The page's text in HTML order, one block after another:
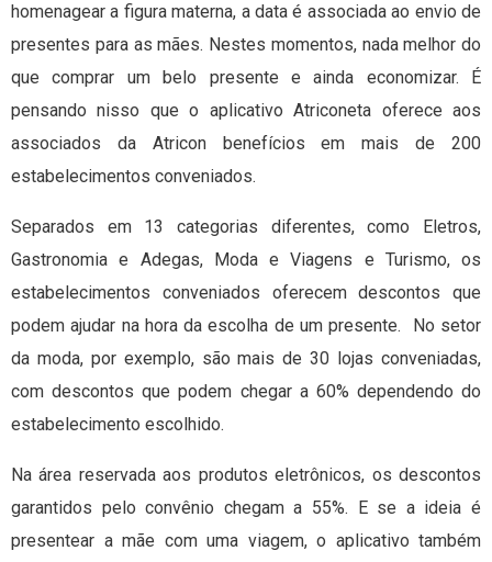
homenagear a figura materna, a data é associada ao envio de
presentes para as mães. Nestes momentos, nada melhor do
que comprar um belo presente e ainda economizar. É
pensando nisso que o aplicativo Atriconeta oferece aos
associados da Atricon benefícios em mais de 200
estabelecimentos conveniados.
Separados em 13 categorias diferentes, como Eletros,
Gastronomia e Adegas, Moda e Viagens e Turismo, os
estabelecimentos conveniados oferecem descontos que
podem ajudar na hora da escolha de um presente. No setor
da moda, por exemplo, são mais de 30 lojas conveniadas,
com descontos que podem chegar a 60% dependendo do
estabelecimento escolhido.
Na área reservada aos produtos eletrônicos, os descontos
garantidos pelo convênio chegam a 55%. E se a ideia é
presentear a mãe com uma viagem, o aplicativo também